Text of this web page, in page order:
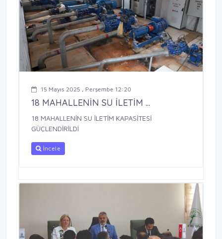
15 Mayıs 2025 , Perşembe 12:20
18 MAHALLENİN SU İLETİM ...
18 MAHALLENİN SU İLETİM KAPASİTESİ
GÜÇLENDİRİLDİ
İncele